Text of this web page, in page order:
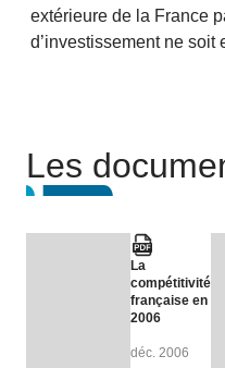
extérieure de la France
d’investissement ne soit
Les
La
compétitivité
française en
2006
déc. 2006